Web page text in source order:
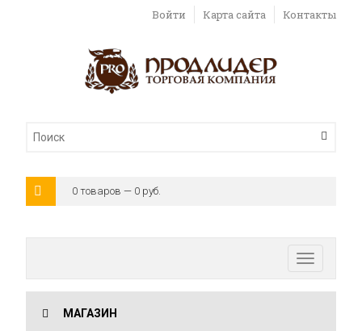
Войти Карта сайта Контакты
0 товаров — 0 руб.
Toggle
navigation
МАГАЗИН